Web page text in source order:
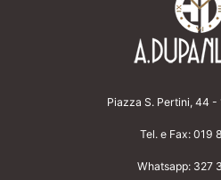
Piazza S. Pertini, 44 -
Tel. e Fax: 019
Whatsapp: 327